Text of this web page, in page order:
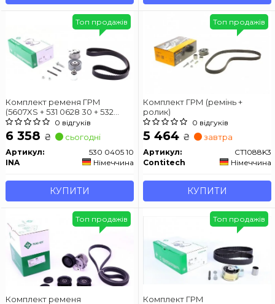
Комплект ременя ГРМ
(5607XS + 531 0628 30 + 532
0349 10 + 532 0355 10) VAG
2.0TDI 03-
0 відгуків
6 358 ₴ сьогодні
Артикул:
530 0405 10
INA
Німеччина
КУПИТИ
Топ продажів
Комплект ГРМ (ремінь +
ролик)
0 відгуків
5 464 ₴ завтра
Артикул:
CT1088K3
Contitech
Німеччина
КУПИТИ
Топ продажів
Комплект ременя
Топ продажів
Комплект ГРМ
Топ продажів